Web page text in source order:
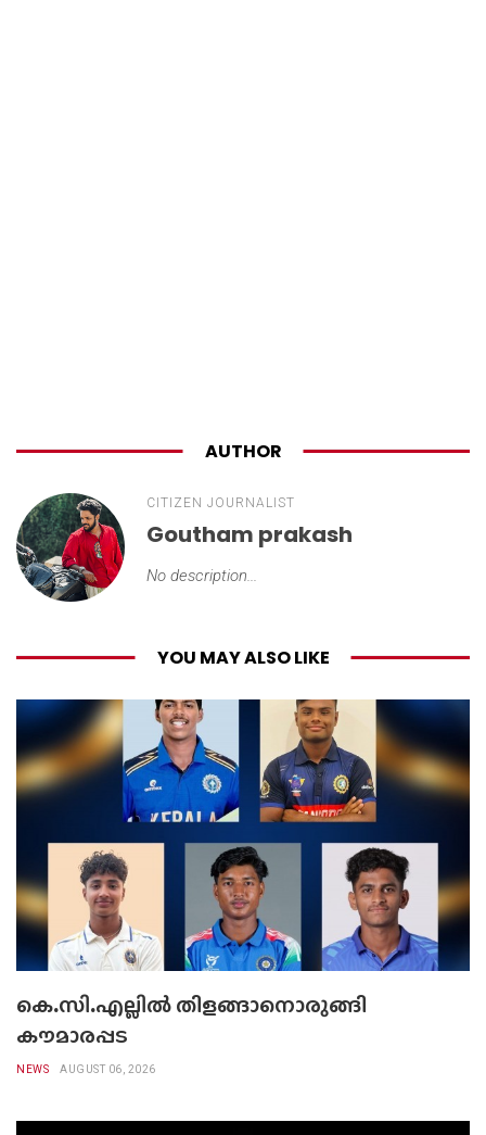
AUTHOR
CITIZEN JOURNALIST
Goutham prakash
No description...
YOU MAY ALSO LIKE
കെ.സി.എല്ലിൽ തിളങ്ങാനൊരുങ്ങി
കൗമാരപ്പട
NEWS AUGUST 06, 2026